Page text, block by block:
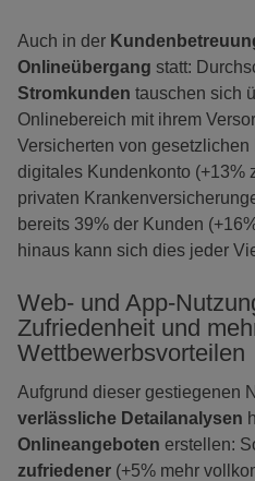
Auch in der
Onlineübergang statt:
Stromkunden tauschen sich
Onlinebereich mit ihrem
Versicherten von
digitales Kundenkonto (+13%
privaten
bereits 39% der Kunden
hinaus kann sich dies jeder
Web- und App-
Zufriedenheit und
Wettbewerbsvorteilen
Aufgrund dieser gestiegenen
verlässliche Detailanalysen
Onlineangeboten erstellen:
zufriedener (+5% mehr